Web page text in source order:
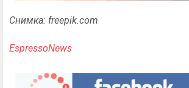
Снимка: freepik.com
EspressoNews